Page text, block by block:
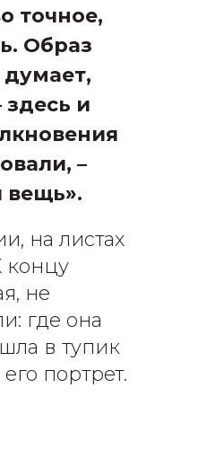
точное,
Образ
здесь и
–
вещь».
на листах
концу
не
где она
в тупик
портрет.